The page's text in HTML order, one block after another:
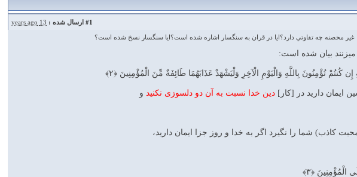
#1 ارسال شده : 13 years ago
محصنه چه تفاوتي دارد؟ايا در قران به سنگسار اشاره شده است؟ايا سنگسار نسخ شده است؟
میزنند بیان شده است:
كُنتُمْ تُؤْمِنُونَ بِاللَّهِ وَالْيَوْمِ الْآخِرِ وَلْيَشْهَدْ عَذَابَهُمَا طَائِفَةٌ مِّنَ الْمُؤْمِنِينَ ﴿۲﴾
ايمان داريد در [كار] دين خدا نسبت به آن دو دلسوزى نكنيد و
كاذب) شما را نگيرد اگر به خدا و روز جزا ايمان داريد،
الْمُؤْمِنِينَ ﴿۳﴾